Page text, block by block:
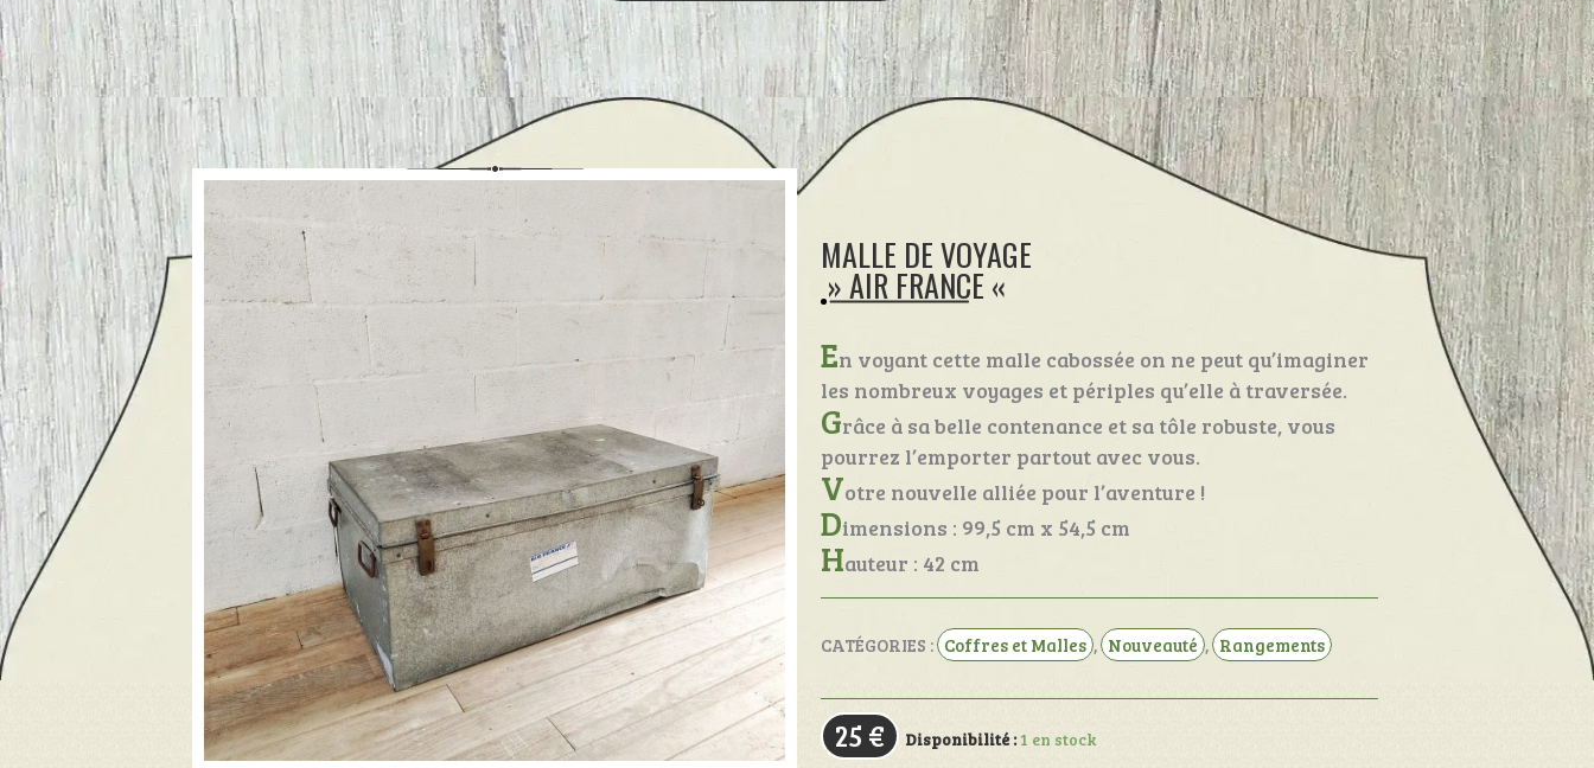
En voyant cette malle cabossée on ne peut qu’imaginer
les nombreux voyages et périples qu’elle à traversée.
Grâce à sa belle contenance et sa tôle robuste, vous
pourrez l’emporter partout avec vous.
Votre nouvelle alliée pour l’aventure !
Dimensions : 99,5 cm x 54,5 cm
Hauteur : 42 cm
MALLE DE VOYAGE
» AIR FRANCE «
CATÉGORIES : Coffres et Malles , Nouveauté , Rangements
25 € Disponibilité :1 en stock